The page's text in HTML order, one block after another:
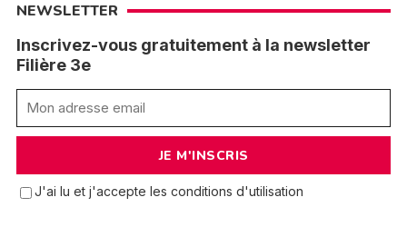
NEWSLETTER
Inscrivez-vous gratuitement à la newsletter
Filière 3e
J'ai lu et j'accepte les conditions d'utilisation